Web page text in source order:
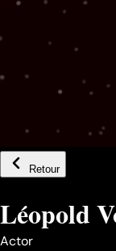
Retour
Léopold
Actor